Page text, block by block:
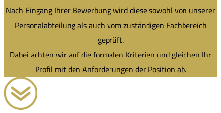
Nach Eingang Ihrer Bewerbung wird diese sowohl von unserer
Personalabteilung als auch vom zuständigen Fachbereich
geprüft.
Dabei achten wir auf die formalen Kriterien und gleichen Ihr
Profil mit den Anforderungen der Position ab.